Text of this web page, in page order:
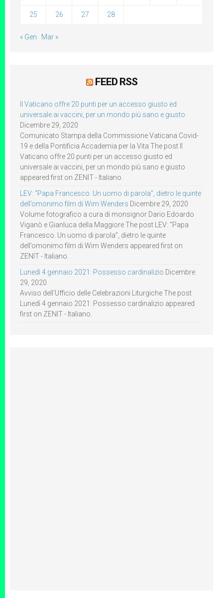
25 26 27 28
« Gen Mar »
FEED RSS
Il Vaticano offre 20 punti per un accesso giusto ed
universale ai vaccini, per un mondo più sano e giusto
Dicembre 29, 2020
Comunicato Stampa della Commissione Vaticana Covid-
19 e della Pontificia Accademia per la Vita The post Il
Vaticano offre 20 punti per un accesso giusto ed
universale ai vaccini, per un mondo più sano e giusto
appeared first on ZENIT - Italiano.
LEV: “Papa Francesco. Un uomo di parola”, dietro le quinte
dell’omonimo film di Wim Wenders Dicembre 29, 2020
Volume fotografico a cura di monsignor Dario Edoardo
Viganò e Gianluca della Maggiore The post LEV: “Papa
Francesco. Un uomo di parola”, dietro le quinte
dell’omonimo film di Wim Wenders appeared first on
ZENIT - Italiano.
Lunedì 4 gennaio 2021: Possesso cardinalizio Dicembre
29, 2020
Avviso dell’Ufficio delle Celebrazioni Liturgiche The post
Lunedì 4 gennaio 2021: Possesso cardinalizio appeared
first on ZENIT - Italiano.